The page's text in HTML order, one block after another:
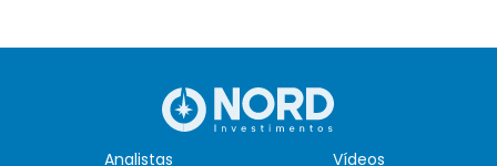
Analistas Vídeos